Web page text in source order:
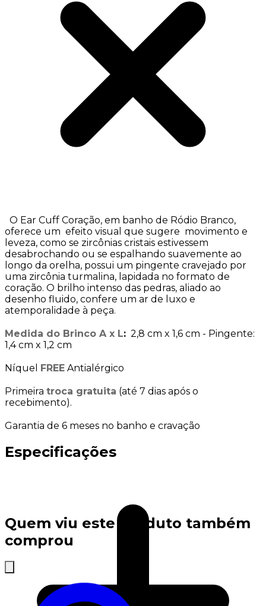
O Ear Cuff Coração, em banho de Ródio Branco,
oferece um efeito visual que sugere movimento e
leveza, como se zircônias cristais estivessem
desabrochando ou se espalhando suavemente ao
longo da orelha, possui um pingente cravejado por
uma zircônia turmalina, lapidada no formato de
coração. O brilho intenso das pedras, aliado ao
desenho fluido, confere um ar de luxo e
atemporalidade à peça.
Medida do Brinco A x L: 2,8 cm x 1,6 cm - Pingente:
1,4 cm x 1,2 cm
Níquel FREE Antialérgico
Primeira troca gratuita (até 7 dias após o
recebimento).
Garantia de 6 meses no banho e cravação
Especificações
Quem viu este produto também
comprou